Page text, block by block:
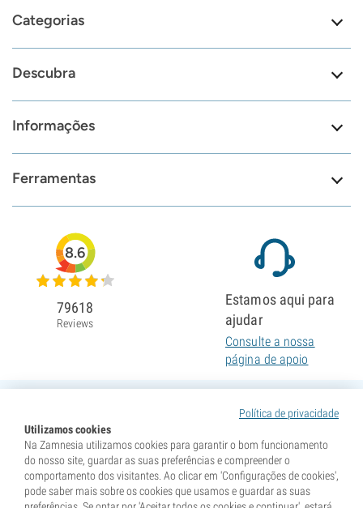
Categorias
Descubra
Informações
Ferramentas
Política de privacidade
Utilizamos cookies
Na Zamnesia utilizamos cookies para garantir o bom funcionamento
do nosso site, guardar as suas preferências e compreender o
comportamento dos visitantes. Ao clicar em 'Configurações de cookies',
pode saber mais sobre os cookies que usamos e guardar as suas
8.6
79618
Reviews
Estamos aqui para
ajudar
Consulte a nossa
página de apoio